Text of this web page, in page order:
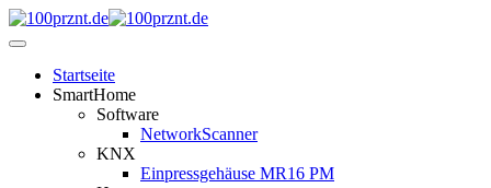
Startseite
SmartHome
Software
NetworkScanner
KNX
Einpressgehäuse MR16 PM